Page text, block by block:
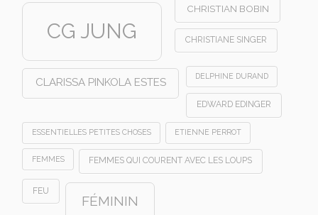
CG JUNG
CHRISTIAN BOBIN
CHRISTIANE SINGER
CLARISSA PINKOLA ESTES DELPHINE DURAND
EDWARD EDINGER
ESSENTIELLES PETITES CHOSES ETIENNE PERROT
FEMMES FEMMES QUI COURENT AVEC LES LOUPS
FEU
FÉMININ